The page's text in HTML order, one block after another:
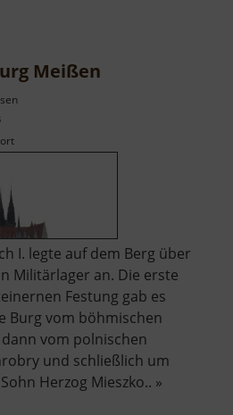
Meißen
I. legte auf dem Berg über
Militärlager an. Die erste
Festung gab es
Burg vom böhmischen
vom polnischen
und schließlich um
Herzog Mieszko.. »